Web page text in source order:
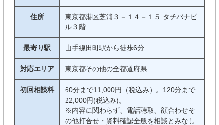
住所
東京都港区芝浦３－１４－１５ タチバナビ
ル３階
最寄り駅 山手線田町駅から徒歩6分
対応エリア 東京都その他の全都道府県
初回相談料
60分まで11,000円（税込み）。120分まで
22,000円(税込み)。
※内容に関わらず、電話聴取、顔合わせそ
の他打合せ・資料確認全般を相談とみなし